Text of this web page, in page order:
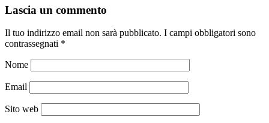
Lascia un commento
Il tuo indirizzo email non sarà pubblicato. I campi obbligatori sono
contrassegnati *
Nome
Email
Sito web